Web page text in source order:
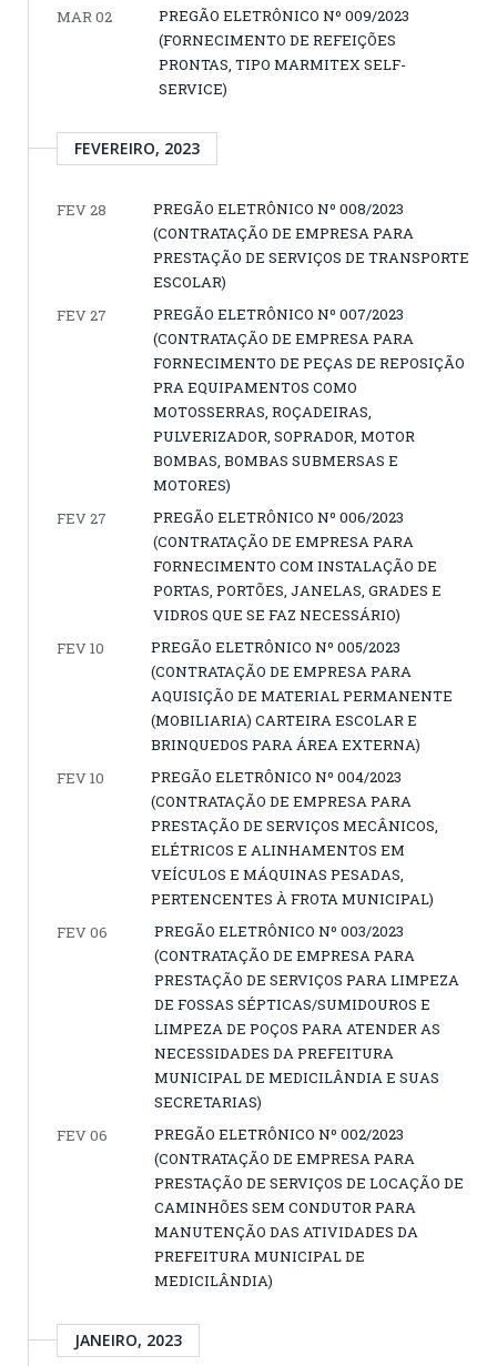
MAR 02
PREGÃO ELETRÔNICO Nº 009/2023
(FORNECIMENTO DE REFEIÇÕES
PRONTAS, TIPO MARMITEX SELF-
SERVICE)
FEVEREIRO, 2023
FEV 28
PREGÃO ELETRÔNICO Nº 008/2023
(CONTRATAÇÃO DE EMPRESA PARA
PRESTAÇÃO DE SERVIÇOS DE TRANSPORTE
ESCOLAR)
FEV 27
PREGÃO ELETRÔNICO Nº 007/2023
(CONTRATAÇÃO DE EMPRESA PARA
FORNECIMENTO DE PEÇAS DE REPOSIÇÃO
PRA EQUIPAMENTOS COMO
MOTOSSERRAS, ROÇADEIRAS,
PULVERIZADOR, SOPRADOR, MOTOR
BOMBAS, BOMBAS SUBMERSAS E
MOTORES)
FEV 27
PREGÃO ELETRÔNICO Nº 006/2023
(CONTRATAÇÃO DE EMPRESA PARA
FORNECIMENTO COM INSTALAÇÃO DE
PORTAS, PORTÕES, JANELAS, GRADES E
VIDROS QUE SE FAZ NECESSÁRIO)
FEV 10
PREGÃO ELETRÔNICO Nº 005/2023
(CONTRATAÇÃO DE EMPRESA PARA
AQUISIÇÃO DE MATERIAL PERMANENTE
(MOBILIARIA) CARTEIRA ESCOLAR E
BRINQUEDOS PARA ÁREA EXTERNA)
FEV 10
PREGÃO ELETRÔNICO Nº 004/2023
(CONTRATAÇÃO DE EMPRESA PARA
PRESTAÇÃO DE SERVIÇOS MECÂNICOS,
ELÉTRICOS E ALINHAMENTOS EM
VEÍCULOS E MÁQUINAS PESADAS,
PERTENCENTES À FROTA MUNICIPAL)
FEV 06
PREGÃO ELETRÔNICO Nº 003/2023
(CONTRATAÇÃO DE EMPRESA PARA
PRESTAÇÃO DE SERVIÇOS PARA LIMPEZA
DE FOSSAS SÉPTICAS/SUMIDOUROS E
LIMPEZA DE POÇOS PARA ATENDER AS
NECESSIDADES DA PREFEITURA
MUNICIPAL DE MEDICILÂNDIA E SUAS
SECRETARIAS)
FEV 06
PREGÃO ELETRÔNICO Nº 002/2023
(CONTRATAÇÃO DE EMPRESA PARA
PRESTAÇÃO DE SERVIÇOS DE LOCAÇÃO DE
CAMINHÕES SEM CONDUTOR PARA
MANUTENÇÃO DAS ATIVIDADES DA
PREFEITURA MUNICIPAL DE
MEDICILÂNDIA)
JANEIRO, 2023